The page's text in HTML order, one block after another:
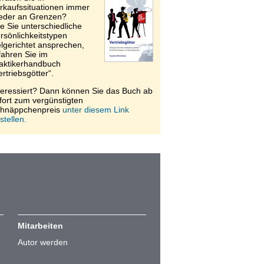
immer
an Grenzen?
Sie unterschiedliche
ansprechen,
Sie im
Dann können Sie das Buch ab
zum vergünstigten
unter diesem Link
Mitarbeiten
Autor werden